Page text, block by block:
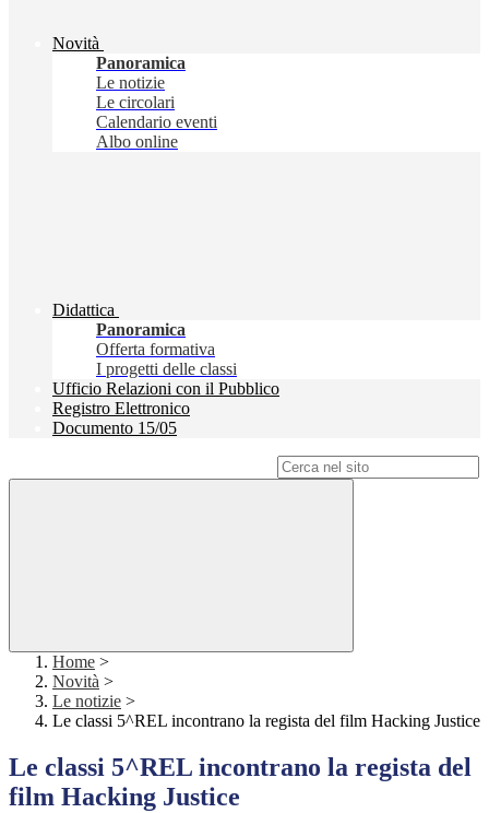
Novità
Panoramica
Le notizie
Le circolari
Calendario eventi
Albo online
Didattica
Panoramica
Offerta formativa
I progetti delle classi
Ufficio Relazioni con il Pubblico
Registro Elettronico
Documento 15/05
Home >
Novità >
Le notizie >
Le classi 5^REL incontrano la regista del film Hacking Justice
Le classi 5^REL incontrano la regista del
film Hacking Justice